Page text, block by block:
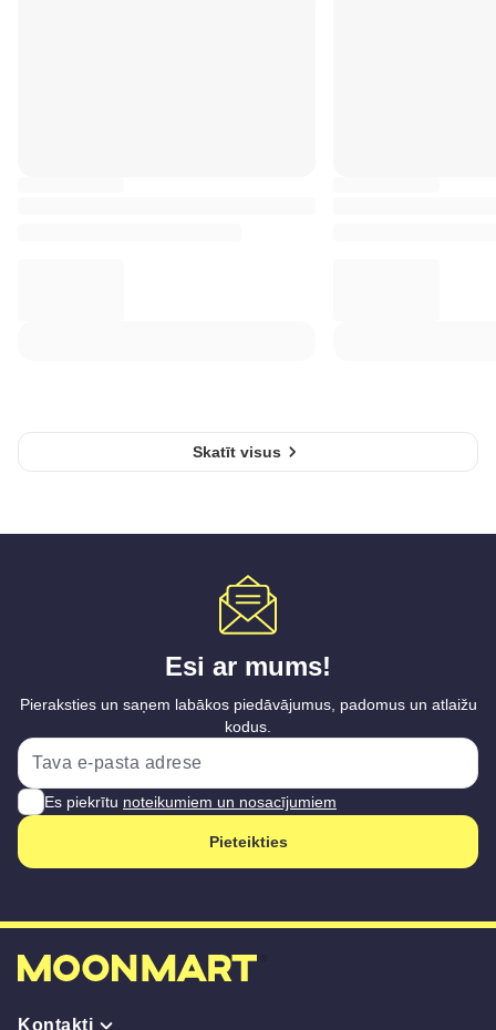
Skatīt visus
Esi ar mums!
Pieraksties un saņem labākos piedāvājumus, padomus un atlaižu
kodus.
Es piekrītu noteikumiem un nosacījumiem
Pieteikties
Kontakti